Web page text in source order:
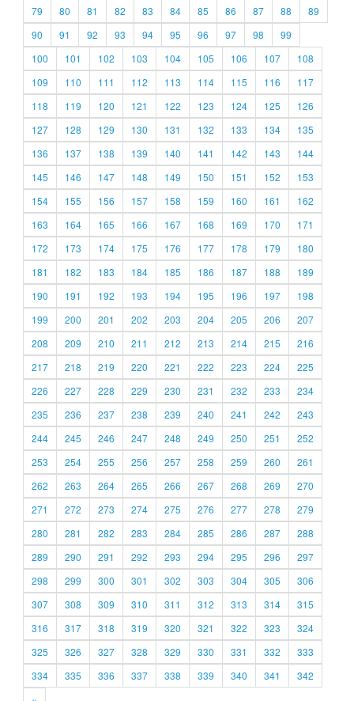
79
80 81 82 83 84 85 86 87 88
89
90
91 92 93 94 95 96 97 98
99
100
101 102 103 104 105 106 107
108
109
110 111 112 113 114 115 116
117
118
119 120 121 122 123 124 125
126
127
128 129 130 131 132 133 134
135
136
137 138 139 140 141 142 143
144
145
146 147 148 149 150 151 152
153
154
155 156 157 158 159 160 161
162
163
164 165 166 167 168 169 170
171
172
173 174 175 176 177 178 179
180
181
182 183 184 185 186 187 188
189
190
191 192 193 194 195 196 197
198
199
200 201 202 203 204 205 206
207
208
209 210 211 212 213 214 215
216
217
218 219 220 221 222 223 224
225
226
227 228 229 230 231 232 233
234
235
236 237 238 239 240 241 242
243
244
245 246 247 248 249 250 251
252
253
254 255 256 257 258 259 260
261
262
263 264 265 266 267 268 269
270
271
272 273 274 275 276 277 278
279
280
281 282 283 284 285 286 287
288
289
290 291 292 293 294 295 296
297
298
299 300 301 302 303 304 305
306
307
308 309 310 311 312 313 314
315
316
317 318 319 320 321 322 323
324
325
326 327 328 329 330 331 332
333
334
335 336 337 338 339 340 341
342